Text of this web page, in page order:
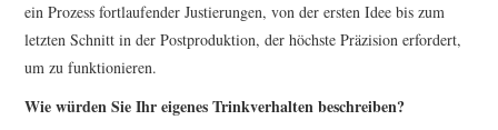
ein Prozess fortlaufender Justierungen, von der ersten Idee bis zum
letzten Schnitt in der Postproduktion, der höchste Präzision erfordert,
um zu funktionieren.
Wie würden Sie Ihr eigenes Trinkverhalten beschreiben?